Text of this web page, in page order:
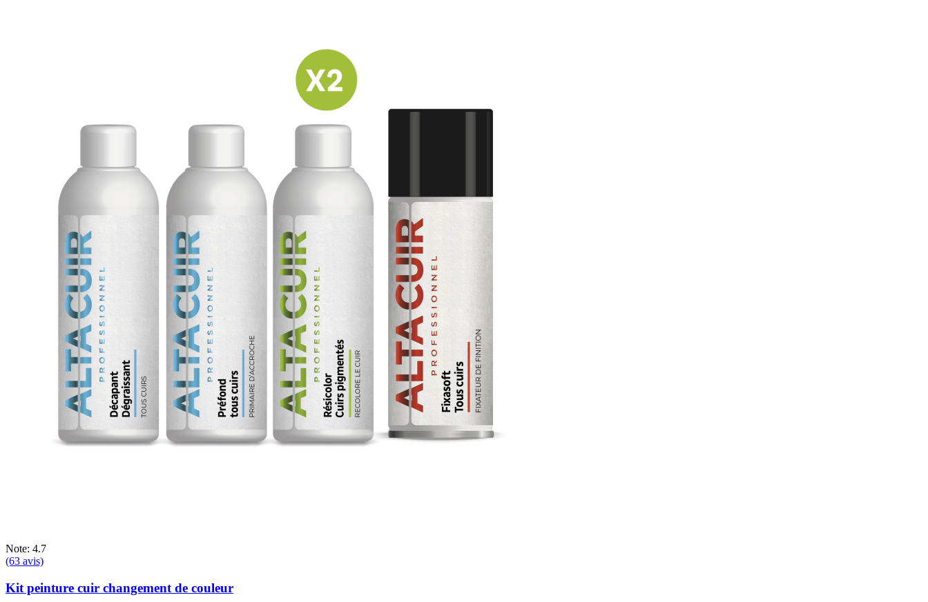
Note: 4.7
(63 avis)
Kit peinture cuir changement de couleur